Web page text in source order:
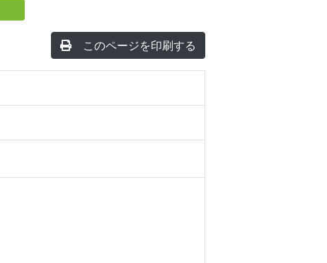
このページを印刷する